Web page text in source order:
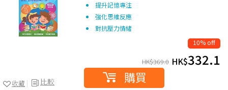
比較
收藏
提升記憶專注
強化思維反應
對抗壓力情緒
10% off
HK$369.0 HK$332.1
購買